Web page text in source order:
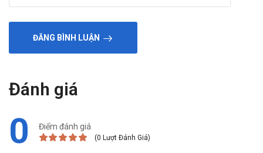
ĐĂNG BÌNH LUẬN
Đánh giá
0 Điểm đánh giá
(0 Lượt Đánh Giá)